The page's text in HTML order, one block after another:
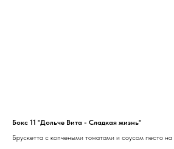
Бокс 11 "Дольче Вита - Сладкая жизнь"
Брускетта с копчеными томатами и соусом песто